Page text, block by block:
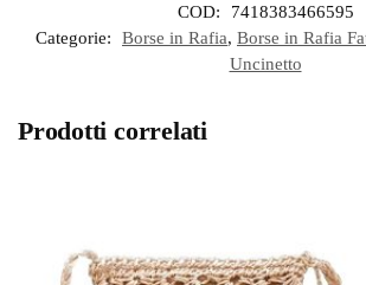
COD:
7418383466595
Categorie:
Borse in Rafia, Borse in Rafia
Uncinetto
Prodotti correlati